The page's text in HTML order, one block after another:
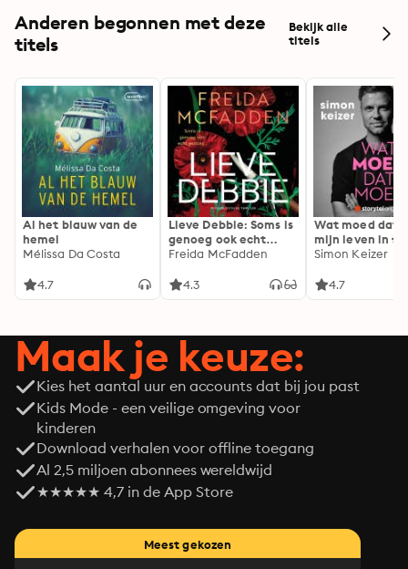
Anderen begonnen met deze
titels
Bekijk alle
titels
Al het blauw van de
hemel
Mélissa Da Costa
4.7
Lieve Debbie: Soms is
genoeg ook echt
genoeg...
Freida McFadden
4.3
Wat moed dat
mijn leven in
Simon Keizer
4.7
Maak je keuze:
Kies het aantal uur en accounts dat bij jou past
Kids Mode - een veilige omgeving voor
kinderen
Download verhalen voor offline toegang
Al 2,5 miljoen abonnees wereldwijd
★★★★★ 4,7 in de App Store
Meest gekozen